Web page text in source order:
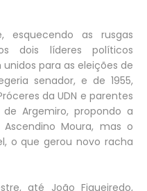
esquecendo as rusgas
dois líderes políticos
para as eleições de
senador, e de 1955,
da UDN e parentes
Argemiro, propondo a
Moura, mas o
o que gerou novo racha
até João Figueiredo,